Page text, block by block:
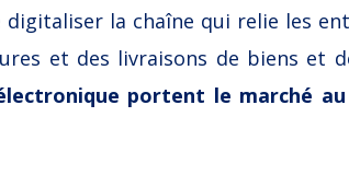
la chaîne qui relie les
et des livraisons de biens et
portent le marché